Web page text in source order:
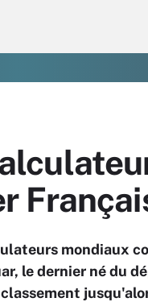
mondiaux
le dernier né du